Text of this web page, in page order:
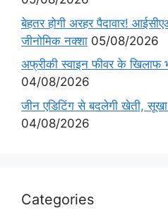
बेहतर होगी अरहर पैदावार!
जीनोमिक नक्शा 05/08/2026
अफ्रीकी स्वाइन फीवर के खिलाफ
04/08/2026
जीन एडिटिंग से बदलेगी खेती,
04/08/2026
Categories